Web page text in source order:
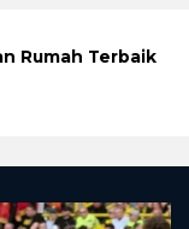
Rumah Terbaik